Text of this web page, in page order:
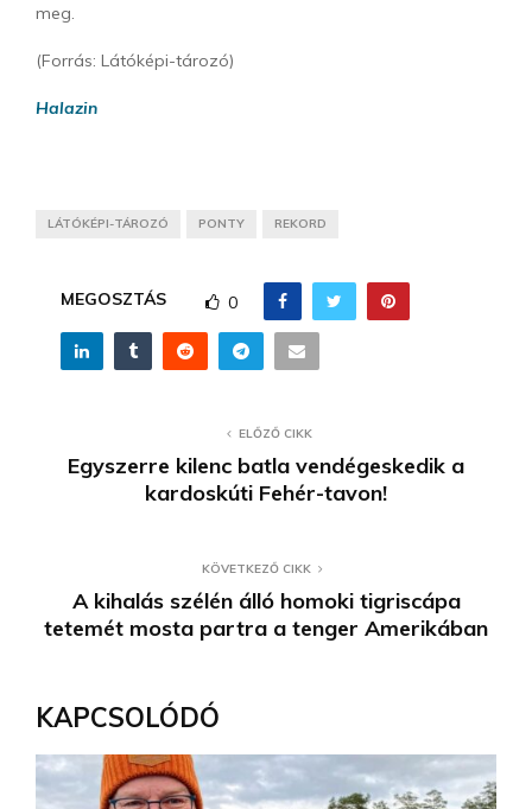
meg.
(Forrás: Látóképi-tározó)
Halazin
LÁTÓKÉPI-TÁROZÓ PONTY REKORD
MEGOSZTÁS 0
ELŐZŐ CIKK
Egyszerre kilenc batla vendégeskedik a
kardoskúti Fehér-tavon!
KÖVETKEZŐ CIKK
A kihalás szélén álló homoki tigriscápa
tetemét mosta partra a tenger Amerikában
KAPCSOLÓDÓ